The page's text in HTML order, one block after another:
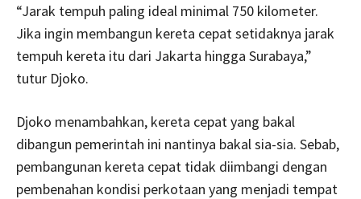
“Jarak tempuh paling ideal minimal 750 kilometer.
Jika ingin membangun kereta cepat setidaknya jarak
tempuh kereta itu dari Jakarta hingga Surabaya,”
tutur Djoko.
Djoko menambahkan, kereta cepat yang bakal
dibangun pemerintah ini nantinya bakal sia-sia. Sebab,
pembangunan kereta cepat tidak diimbangi dengan
pembenahan kondisi perkotaan yang menjadi tempat